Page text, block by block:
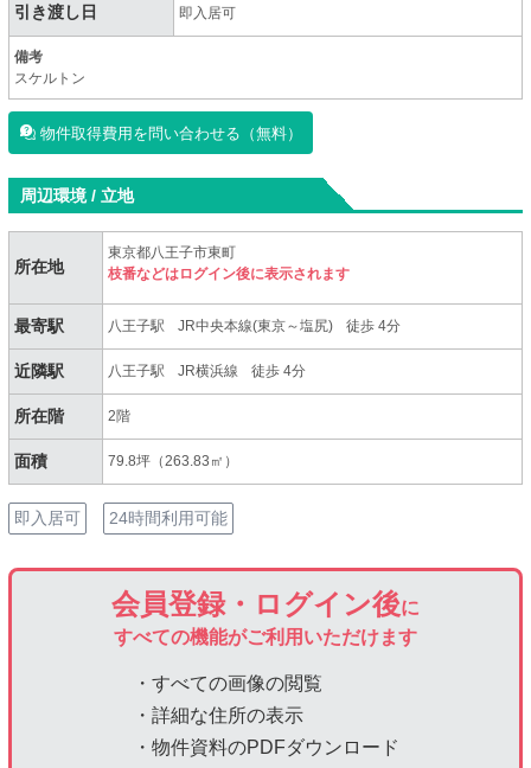
引き渡し日 即入居可
備考
スケルトン
物件取得費用を問い合わせる（無料）
周辺環境 / 立地
所在地
東京都八王子市東町
枝番などはログイン後に表示されます
最寄駅 八王子駅 JR中央本線(東京～塩尻) 徒歩 4分
近隣駅 八王子駅 JR横浜線 徒歩 4分
所在階 2階
面積 79.8坪（263.83㎡）
即入居可 24時間利用可能
会員登録・ログイン後に
すべての機能がご利用いただけます
・すべての画像の閲覧
・詳細な住所の表示
・物件資料のPDFダウンロード